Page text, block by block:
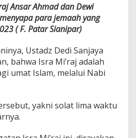
Ansar Ahmad dan Dewi
para jemaah yang
( F. Patar Sianipar)
Ustadz Dedi Sanjaya
bahwa Isra Mi’raj adalah
umat Islam, melalui Nabi
yakni solat lima waktu